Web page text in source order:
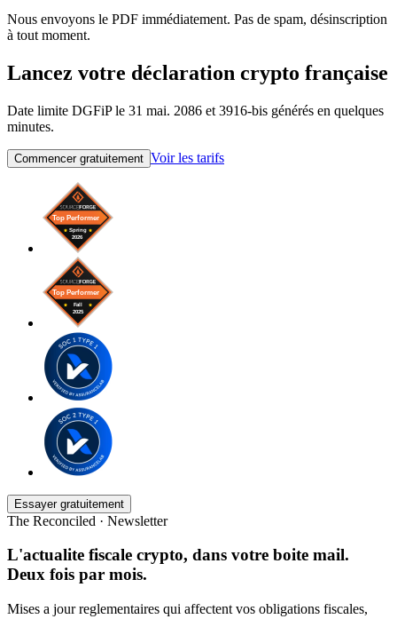
Nous envoyons le PDF immédiatement. Pas de spam, désinscription
à tout moment.
Lancez votre déclaration crypto française
Date limite DGFiP le 31 mai. 2086 et 3916-bis générés en quelques
minutes.
Commencer gratuitement Voir les tarifs
Essayer gratuitement
The Reconciled · Newsletter
L'actualite fiscale crypto, dans votre boite mail.
Deux fois par mois.
Mises a jour reglementaires qui affectent vos obligations fiscales,